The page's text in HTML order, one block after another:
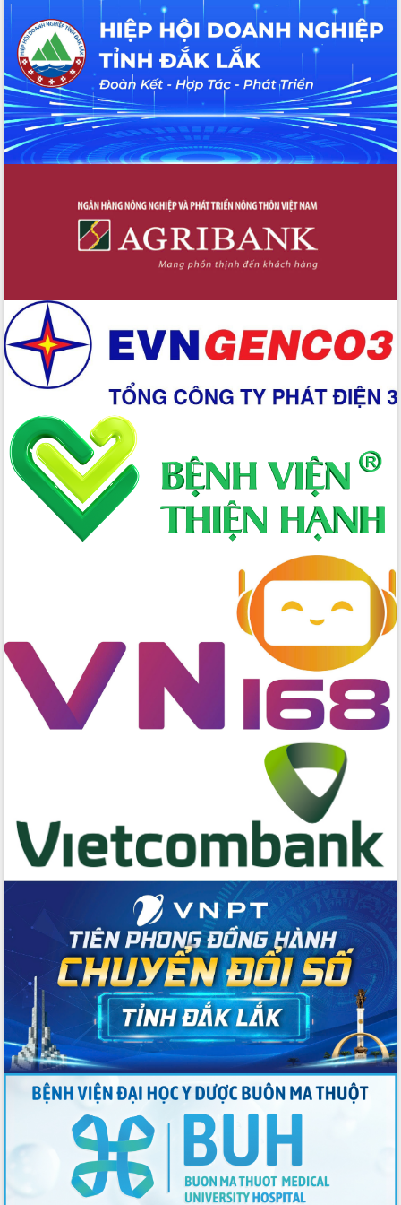
hiện nhiệm vụ quản lý tài sản công
hàng tuần
Tháo gỡ những vướng mắc, đẩy mạnh
công tác cải cách thủ tục hành chính
tại Trung tâm Phục vụ hành chính
công tỉnh
Đắk Lắk: Tôn vinh 46 giải pháp tại Hội
thi Sáng tạo Kỹ thuật 2024 - 2025
Đắk Lắk rà soát, điều chỉnh Đề án 190
Phó Chủ tịch UBND tỉnh Đắk Lắk
Trương Công Thái kiểm tra thực địa
Dự án cao tốc Khánh Hòa - Buôn Ma
sản sống” trong dòng chảy toàn cầu
Xây dựng nông thôn mới: Nâng cao đời
sống người dân từ những mô hình thiết
Quyết liệt tháo gỡ vướng mắc, đẩy
nhanh tiến độ các dự án trọng điểm
trong Khu kinh tế Nam Phú Yên
Hòn Yến phát triển du lịch gắn với bảo
tồn biển
Lấy ý kiến điều chỉnh Quy hoạch tỉnh
Đắk Lắk thời kỳ 2021-2030, tầm nhìn
đến năm 2050
Phát động chiến dịch 30 ngày đêm
Đắk Lắk ký kết thỏa thuận hợp tác về
chuyển đổi số giai đoạn 2026 – 2030
với Tập đoàn Bưu chính Viễn thông
Việt Nam
Thứ trưởng Bộ Y tế làm việc với tỉnh
liệu và Bản đồ số
Tập huấn ứng dụng trí tuệ nhân tạo (AI)
trong thương mại điện tử năm 2026
Đoàn đại biểu Quốc hội tỉnh Đắk Lắk
trao đổi thông tin trước Kỳ họp thứ
nhất, Quốc hội khóa XVI
Quyết liệt cải cách hành chính, khơi
thông nguồn lực phát triển
Nâng cao hiệu lực, hiệu quả HĐND
tỉnh thông qua hiện đại hóa hành chính
Xã Ea Phê gắn cải cách hành chính với
chuyển đổi số
Phó Chủ tịch Thường trực UBND tỉnh
Hồ Thị Nguyên Thảo làm việc tại Trung
tâm Phục vụ hành chính công xã Ea
Xây dựng nền hành chính số đồng
hành cùng nông dân dân, doanh nghiệp
Giai đoạn 2026-2030, Đắk Lắk phấn